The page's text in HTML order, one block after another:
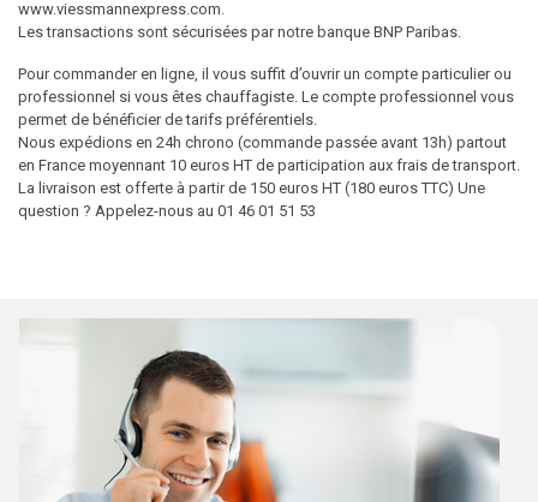
www.viessmannexpress.com.
Les transactions sont sécurisées par notre banque BNP Paribas.
Pour commander en ligne, il vous suffit d’ouvrir un compte particulier ou
professionnel si vous êtes chauffagiste. Le compte professionnel vous
permet de bénéficier de tarifs préférentiels.
Nous expédions en 24h chrono (commande passée avant 13h) partout
en France moyennant 10 euros HT de participation aux frais de transport.
La livraison est offerte à partir de 150 euros HT (180 euros TTC) Une
question ? Appelez-nous au 01 46 01 51 53